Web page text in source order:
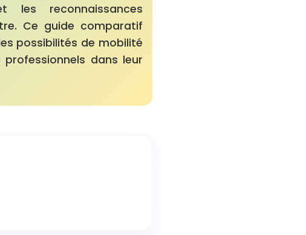
les reconnaissances
Ce guide comparatif
possibilités de mobilité
dans leur